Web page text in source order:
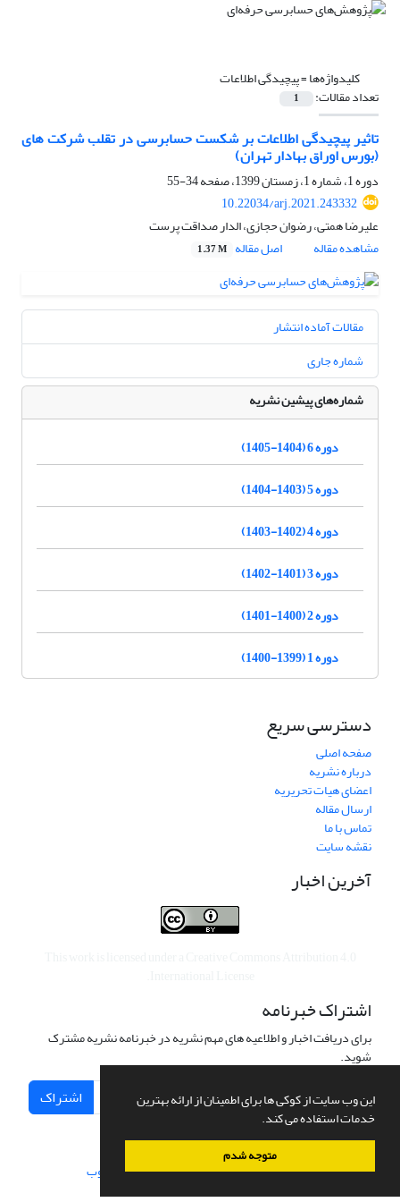
این وب سایت از کوکی ها برای اطمینان از ارائه بهترین
خدمات استفاده می کند.
متوجه شدم
کلیدواژه‌ها =پیچیدگی اطلاعات
تعداد مقالات: 1
تاثیر پیچیدگی اطلاعات بر شکست حسابرسی در تقلب شرکت های
(بورس اوراق بهادار تهران)
دوره 1، شماره 1، زمستان 1399، صفحه
34-55
10.22034/arj.2021.243332
علیرضا همتی، رضوان حجازی، الدار صداقت پرست
مشاهده مقاله
اصل مقاله 1.37 M
مقالات آماده انتشار
شماره جاری
شماره‌های پیشین نشریه
دوره 6 (1404-1405)
دوره 5 (1403-1404)
دوره 4 (1402-1403)
دوره 3 (1401-1402)
دوره 2 (1400-1401)
دوره 1 (1399-1400)
دسترسی سریع
صفحه اصلی
درباره نشریه
اعضای هیات تحریریه
ارسال مقاله
تماس با ما
نقشه سایت
آخرین اخبار
اشتراک خبرنامه
برای دریافت اخبار و اطلاعیه های مهم نشریه در خبرنامه نشریه مشترک
شوید.
اشتراک
سامانه مدیریت نشریات علمی.طراحی و پیاده سازی از سیناوب